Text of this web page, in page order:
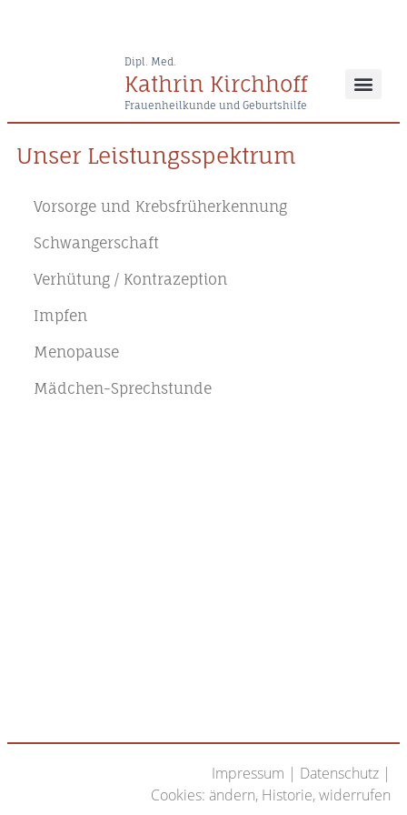
Dipl. Med.
Kathrin Kirchhoff
Frauenheilkunde und Geburtshilfe
Unser Leistungsspektrum
Vorsorge und Krebsfrüherkennung
Schwangerschaft
Verhütung / Kontrazeption
Impfen
Menopause
Mädchen-Sprechstunde
Impressum | Datenschutz |
Cookies: ändern, Historie,widerrufen